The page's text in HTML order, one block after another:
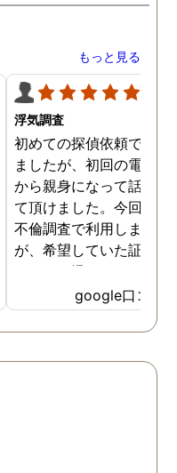
かげで夫と離婚ができそ
もっと見る
浮気調査
初めての探偵依頼で緊張
ましたが、初回の電話相
から親身になって話を聞
て頂けました。今回、夫
不倫調査で利用しました
が、希望していた証拠を
っかりと撮ってもらうこ
が出来ました。調査中も
動きがある度に細かく報
してくださり、安心しま
読めない中、柔軟に対応
google口コミ